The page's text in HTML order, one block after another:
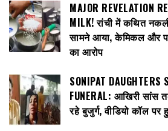
MAJOR REVELATION
MILK! रांची में कथित
सामने आया, केमिकल और
का आरोप
SONIPAT DAUGHTERS
FUNERAL: आखिरी सांस
रहे बुजुर्ग, वीडियो कॉल पर